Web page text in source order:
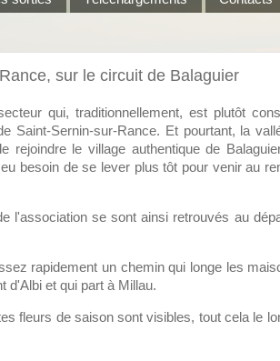
sur le circuit de Balaguier
qui, traditionnellement, est plutôt
Saint-Sernin-sur-Rance. Et pourtant, la
rejoindre le village authentique de
besoin de se lever plus tôt pour venir au
l'association se sont ainsi retrouvés au
rapidement un chemin qui longe les
d'Albi et qui part à Millau.
fleurs de saison sont visibles, tout cela le